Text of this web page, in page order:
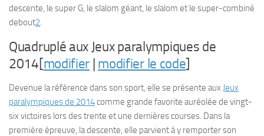
descente, le super G, le slalom géant, le slalom et le super-combiné
debout2.
Quadruplé aux Jeux paralympiques de
2014[modifier | modifier le code]
Devenue la référence dans son sport, elle se présente aux Jeux
paralympiques de 2014comme grande favorite auréolée de vingt-
six victoires lors des trente et une dernières courses. Dans la
première épreuve, la descente, elle parvient à y remporter son